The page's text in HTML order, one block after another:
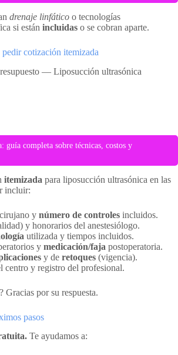
drenaje linfático o tecnologías
si están incluidas o se cobran aparte.
cotización itemizada
— Liposucción ultrasónica
guía completa sobre técnicas, costos y
itemizada para liposucción ultrasónica en las
incluir:
y número de controles incluidos.
y honorarios del anestesiólogo.
utilizada y tiempos incluidos.
y medicación/faja postoperatoria.
y de retoques (vigencia).
centro y registro del profesional.
? Gracias por su respuesta.
pasos
Te ayudamos a: